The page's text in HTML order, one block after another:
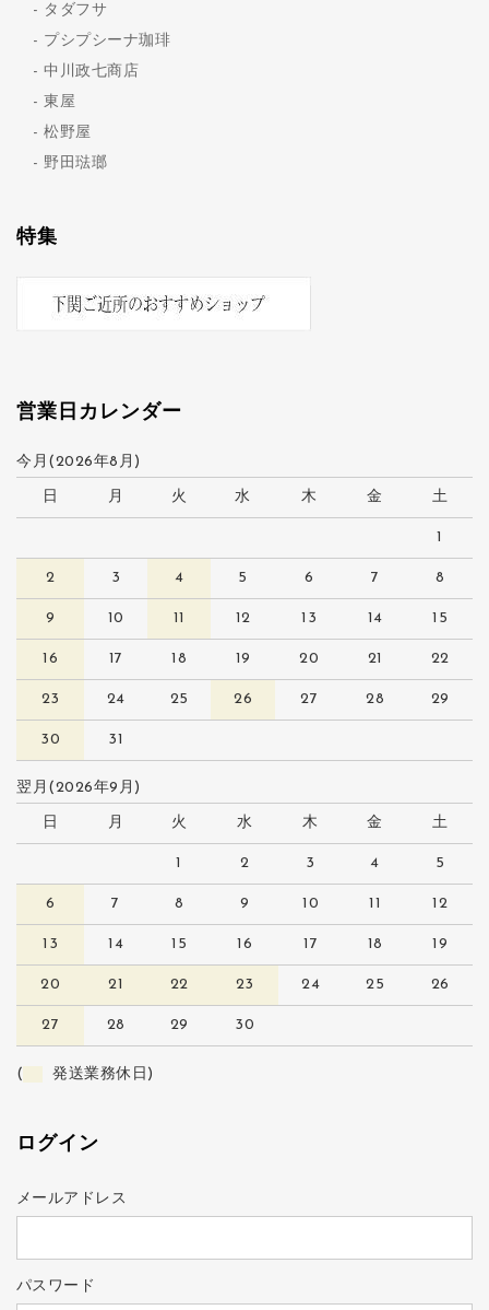
タダフサ
プシプシーナ珈琲
中川政七商店
東屋
松野屋
野田琺瑯
特集
営業日カレンダー
今月(2026年8月)
日 月 火 水 木 金 土
1
2 3 4 5 6 7 8
9 10 11 12 13 14 15
16 17 18 19 20 21 22
23 24 25 26 27 28 29
30 31
翌月(2026年9月)
日 月 火 水 木 金 土
1 2 3 4 5
6 7 8 9 10 11 12
13 14 15 16 17 18 19
20 21 22 23 24 25 26
27 28 29 30
( 発送業務休日)
ログイン
メールアドレス
パスワード